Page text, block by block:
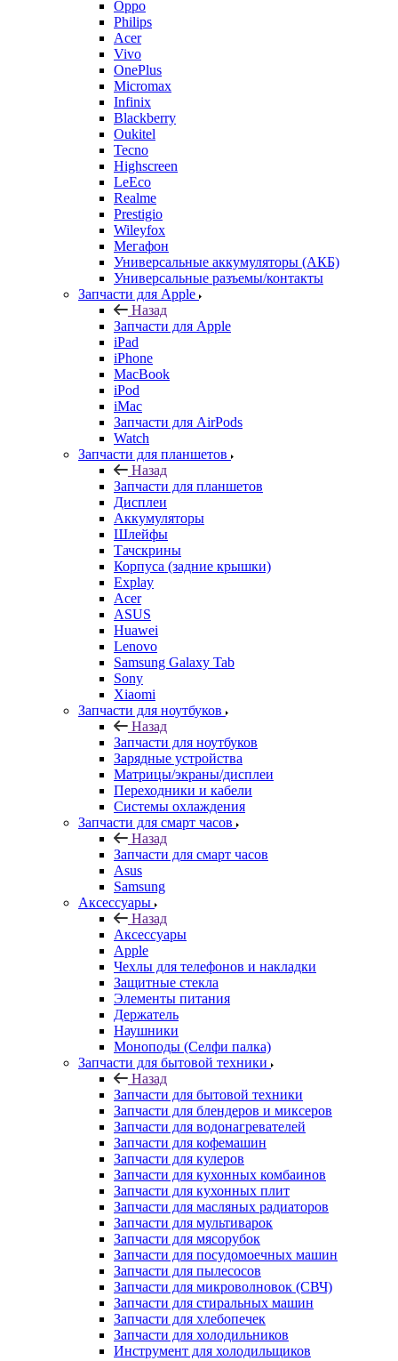
Philips
Acer
Vivo
OnePlus
Micromax
Infinix
Blackberry
Oukitel
Tecno
Highscreen
LeEco
Realme
Prestigio
Wileyfox
Мегафон
Универсальные аккумуляторы (АКБ)
Универсальные разъемы/контакты
Запчасти для Apple
Назад
Запчасти для Apple
iPad
iPhone
MacBook
iPod
iMac
Запчасти для AirPods
Watch
Запчасти для планшетов
Назад
Запчасти для планшетов
Дисплеи
Аккумуляторы
Шлейфы
Тачскрины
Корпуса (задние крышки)
Explay
Acer
ASUS
Huawei
Lenovo
Samsung Galaxy Tab
Sony
Xiaomi
Запчасти для ноутбуков
Назад
Запчасти для ноутбуков
Зарядные устройства
Матрицы/экраны/дисплеи
Переходники и кабели
Системы охлаждения
Запчасти для смарт часов
Назад
Запчасти для смарт часов
Asus
Samsung
Аксессуары
Назад
Аксессуары
Apple
Чехлы для телефонов и накладки
Защитные стекла
Элементы питания
Держатель
Наушники
Моноподы (Селфи палка)
Запчасти для бытовой техники
Назад
Запчасти для бытовой техники
Запчасти для блендеров и миксеров
Запчасти для водонагревателей
Запчасти для кофемашин
Запчасти для кулеров
Запчасти для кухонных комбаинов
Запчасти для кухонных плит
Запчасти для масляных радиаторов
Запчасти для мультиварок
Запчасти для мясорубок
Запчасти для посудомоечных машин
Запчасти для пылесосов
Запчасти для микроволновок (СВЧ)
Запчасти для стиральных машин
Запчасти для хлебопечек
Запчасти для холодильников
Инструмент для холодильщиков
Расходные материалы для холодильщиков